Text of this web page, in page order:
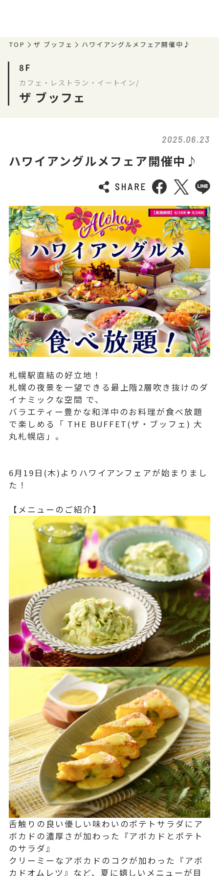
TOP ザ ブッフェ ハワイアングルメフェア開催中♪
8F
カフェ・レストラン・イートイン/
ザ ブッフェ
2025.06.23
ハワイアングルメフェア開催中♪
札幌駅直結の好立地！
札幌の夜景を一望できる最上階2層吹き抜けのダ
イナミックな空間 で、
バラエティー豊かな和洋中のお料理が食べ放題
で楽しめる「 THE BUFFET(ザ・ブッフェ) 大
丸札幌店」。
6月19日(木)よりハワイアンフェアが始まりまし
た！
【メニューのご紹介】
舌触りの良い優しい味わいのポテトサラダにア
ボカドの濃厚さが加わった『アボカドとポテト
のサラダ』
クリーミーなアボカドのコクが加わった『アボ
カドオムレツ』など、夏に嬉しいメニューが目